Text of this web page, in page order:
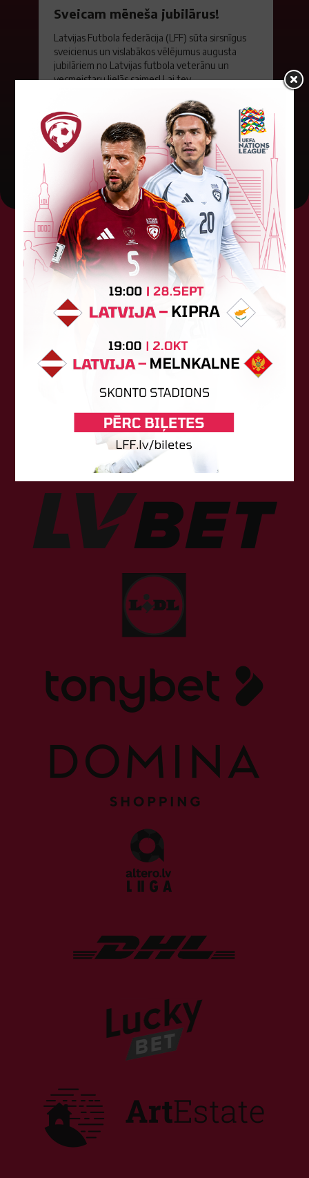
Sveicam mēneša jubilārus!
Latvijas Futbola federācija (LFF) sūta sirsnīgus
sveicienus un vislabākos vēlējumus augusta
jubilāriem no Latvijas futbola veterānu un
vecmeistaru lielās saimes! Lai tev...
01. augusts 2026.
Tehniskais sponsors
Sponsori